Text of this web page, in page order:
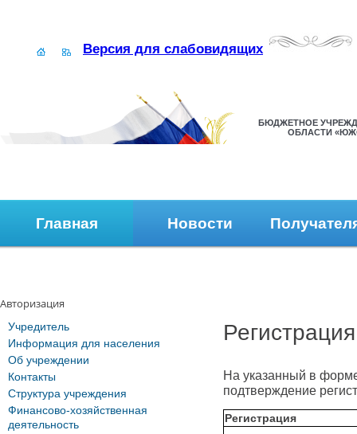
Версия для слабовидящих
БЮДЖЕТНОЕ
ОБЛАСТИ
Главная Новости
Авторизация
Регистрация
На указанный в
подтверждение
Регистрация
Учредитель
Информация для населения
Об учреждении
Контакты
Структура учреждения
Финансово-хозяйственная
деятельность